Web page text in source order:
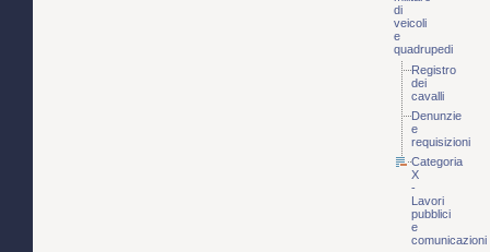
di
veicoli
e
quadrupedi
Registro
dei
cavalli
Denunzie
e
requisizioni
Categoria
X
-
Lavori
pubblici
e
comunicazioni